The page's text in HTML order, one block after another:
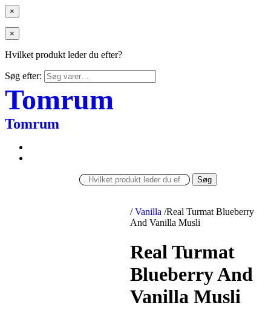
×
×
Hvilket produkt leder du efter?
Søg efter:
Tomrum
Tomrum
Søg
/ Vanilla /Real Turmat Blueberry
And Vanilla Musli
Real Turmat
Blueberry And
Vanilla Musli